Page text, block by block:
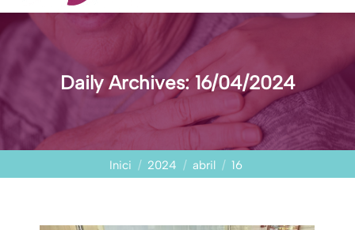
windowwindowwindowwindow
Daily Archives:16/04/2024
Inici 2024 abril 16